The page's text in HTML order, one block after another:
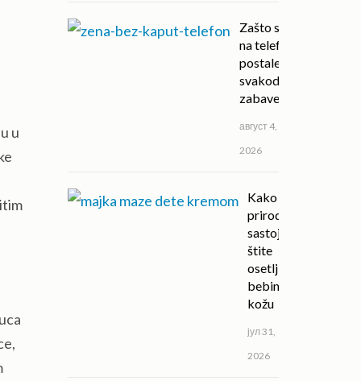
u
Zašto su igre
na telefonu
postale deo
svakodnevne
zabave?
август 4,
2026
Kako
prirodni
sastojci
štite
osetljivu
bebinu
kožu
јул 31,
2026